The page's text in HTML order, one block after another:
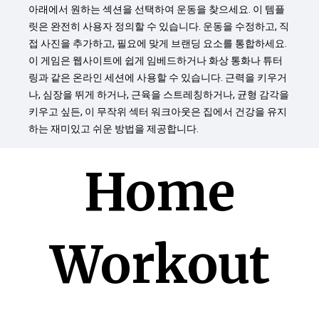
아래에서 원하는 섹션을 선택하여 운동을 찾으세요. 이 템플
릿은 완전히 사용자 정의할 수 있습니다. 운동을 수정하고, 직
접 사진을 추가하고, 필요에 맞게 브랜딩 요소를 통합하세요.
이 게임은 웹사이트에 쉽게 임베드하거나 화상 통화나 튜터
링과 같은 온라인 세션에 사용할 수 있습니다. 근력을 키우거
나, 심장을 뛰게 하거나, 근육을 스트레칭하거나, 균형 감각을
키우고 싶든, 이 무작위 섹터 워크아웃은 집에서 건강을 유지
하는 재미있고 쉬운 방법을 제공합니다.